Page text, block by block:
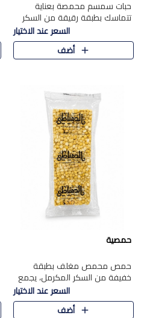
حبات سمسم محمصة بعناية
تتماسك بطبقة رقيقة من السكر
المكرمل، لتقدم طعم السمسم
المميز وقرمشتة التي ارتبطت ببهجة
المولد عبر الأجيال.
السعر عند الاختيار
أضف
حمصية
حمص محمص مغلف بطبقة
خفيفة من السكر المكرمل، يجمع
بين القرمشة المميزة والطعم
الشرقي الأصيل في واحدة من أشهر
حلويات الموسم.
السعر عند الاختيار
أضف